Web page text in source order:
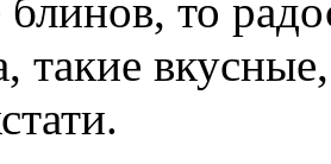
то
такие